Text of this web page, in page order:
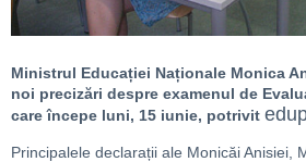
Ministrul Educației Naționale Monica
noi precizări despre examenul de
care începe luni, 15 iunie, potrivit
Principalele declarații ale Monicăi Anisiei,